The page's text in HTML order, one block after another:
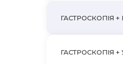
ГАСТРОСКОПІЯ
ГАСТРОСКОПІЯ +